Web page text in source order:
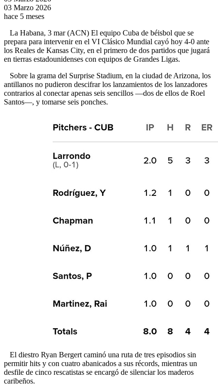
03 Marzo 2026
hace 5 meses
La Habana, 3 mar (ACN) El equipo Cuba de béisbol que se
prepara para intervenir en el VI Clásico Mundial cayó hoy 4-0 ante
los Reales de Kansas City, en el primero de dos partidos que jugará
en tierras estadounidenses con equipos de Grandes Ligas.
Sobre la grama del Surprise Stadium, en la ciudad de Arizona, los
antillanos no pudieron descifrar los lanzamientos de los lanzadores
contrarios al conectar apenas seis sencillos —dos de ellos de Roel
Santos—, y tomarse seis ponches.
El diestro Ryan Bergert caminó una ruta de tres episodios sin
permitir hits y con cuatro abanicados a sus récords, mientras un
desfile de cinco rescatistas se encargó de silenciar los maderos
caribeños.